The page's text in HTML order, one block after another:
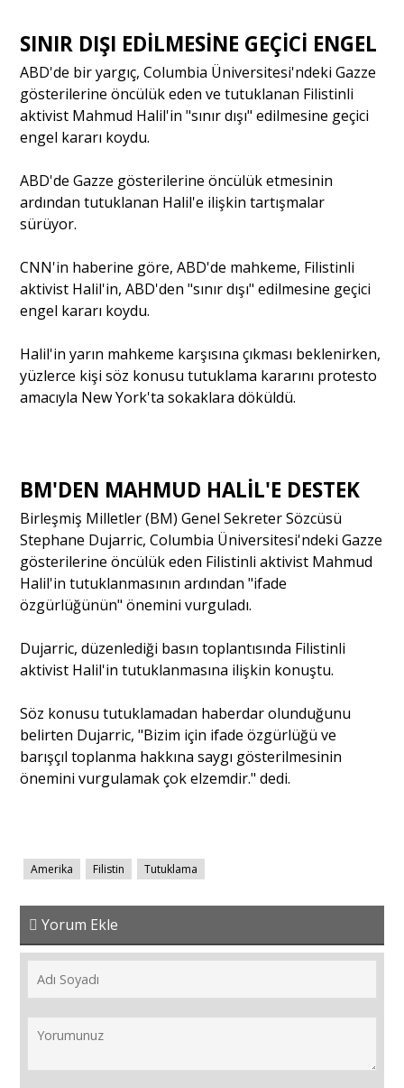
SINIR DIŞI EDİLMESİNE GEÇİCİ ENGEL
ABD'de bir yargıç, Columbia Üniversitesi'ndeki Gazze
gösterilerine öncülük eden ve tutuklanan Filistinli
aktivist Mahmud Halil'in "sınır dışı" edilmesine geçici
engel kararı koydu.
ABD'de Gazze gösterilerine öncülük etmesinin
ardından tutuklanan Halil'e ilişkin tartışmalar
sürüyor.
CNN'in haberine göre, ABD'de mahkeme, Filistinli
aktivist Halil'in, ABD'den "sınır dışı" edilmesine geçici
engel kararı koydu.
Halil'in yarın mahkeme karşısına çıkması beklenirken,
yüzlerce kişi söz konusu tutuklama kararını protesto
amacıyla New York'ta sokaklara döküldü.
BM'DEN MAHMUD HALİL'E DESTEK
Birleşmiş Milletler (BM) Genel Sekreter Sözcüsü
Stephane Dujarric, Columbia Üniversitesi'ndeki Gazze
gösterilerine öncülük eden Filistinli aktivist Mahmud
Halil'in tutuklanmasının ardından "ifade
özgürlüğünün" önemini vurguladı.
Dujarric, düzenlediği basın toplantısında Filistinli
aktivist Halil'in tutuklanmasına ilişkin konuştu.
Söz konusu tutuklamadan haberdar olunduğunu
belirten Dujarric, "Bizim için ifade özgürlüğü ve
barışçıl toplanma hakkına saygı gösterilmesinin
önemini vurgulamak çok elzemdir." dedi.
Amerika Filistin Tutuklama
Yorum Ekle